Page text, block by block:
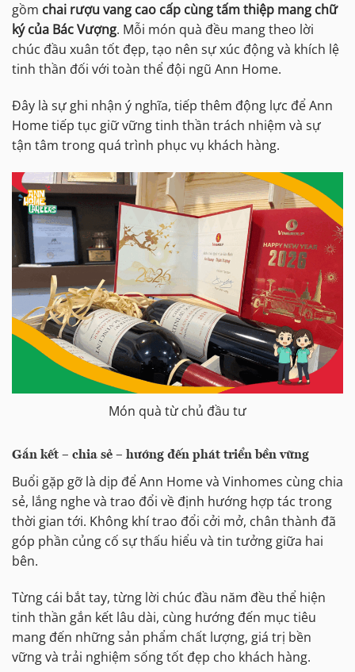
gồm chai rượu vang cao cấp cùng tấm thiệp mang chữ
ký của Bác Vượng. Mỗi món quà đều mang theo lời
chúc đầu xuân tốt đẹp, tạo nên sự xúc động và khích lệ
tinh thần đối với toàn thể đội ngũ Ann Home.
Đây là sự ghi nhận ý nghĩa, tiếp thêm động lực để Ann
Home tiếp tục giữ vững tinh thần trách nhiệm và sự
tận tâm trong quá trình phục vụ khách hàng.
Món quà từ chủ đầu tư
Gắn kết – chia sẻ – hướng đến phát triển bền vững
Buổi gặp gỡ là dịp để Ann Home và Vinhomes cùng chia
sẻ, lắng nghe và trao đổi về định hướng hợp tác trong
thời gian tới. Không khí trao đổi cởi mở, chân thành đã
góp phần củng cố sự thấu hiểu và tin tưởng giữa hai
bên.
Từng cái bắt tay, từng lời chúc đầu năm đều thể hiện
tinh thần gắn kết lâu dài, cùng hướng đến mục tiêu
mang đến những sản phẩm chất lượng, giá trị bền
vững và trải nghiệm sống tốt đẹp cho khách hàng.